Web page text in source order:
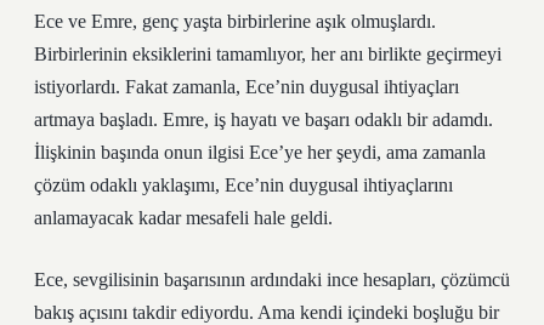
Ece ve Emre, genç yaşta birbirlerine aşık olmuşlardı.
Birbirlerinin eksiklerini tamamlıyor, her anı birlikte geçirmeyi
istiyorlardı. Fakat zamanla, Ece’nin duygusal ihtiyaçları
artmaya başladı. Emre, iş hayatı ve başarı odaklı bir adamdı.
İlişkinin başında onun ilgisi Ece’ye her şeydi, ama zamanla
çözüm odaklı yaklaşımı, Ece’nin duygusal ihtiyaçlarını
anlamayacak kadar mesafeli hale geldi.
Ece, sevgilisinin başarısının ardındaki ince hesapları, çözümcü
bakış açısını takdir ediyordu. Ama kendi içindeki boşluğu bir